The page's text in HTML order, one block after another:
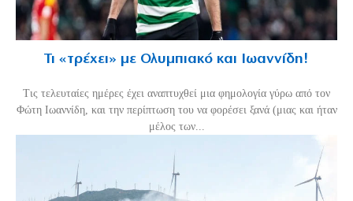
Τι «τρέχει» με Ολυμπιακό και Ιωαννίδη!
Τις τελευταίες ημέρες έχει αναπτυχθεί μια φημολογία γύρω από τον
Φώτη Ιωαννίδη, και την περίπτωση του να φορέσει ξανά (μιας και ήταν
μέλος των...